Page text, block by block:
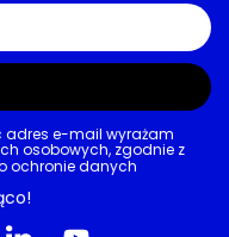
adres e-mail wyrażam
osobowych, zgodnie z
ochronie danych